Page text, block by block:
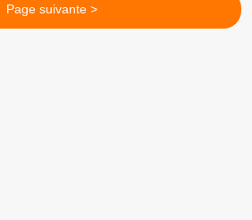
Page suivante >